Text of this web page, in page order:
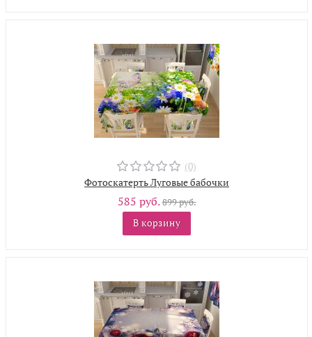
(0)
Фотоскатерть Луговые бабочки
585 руб.899 руб.
В корзину